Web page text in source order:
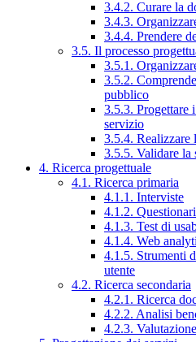
3.4.2. Curare la
3.4.3.
3.4.4. Prendere
3.5. Il processo
3.5.1.
3.5.2.
pubblico
3.5.3. Progettare
servizio
3.5.4. Realizzare
3.5.5. Validare la
4. Ricerca progettuale
4.1. Ricerca primaria
4.1.1. Interviste
4.1.2. Questionari
4.1.3. Test di
4.1.4. Web
4.1.5. Strumenti
utente
4.2. Ricerca secondaria
4.2.1. Ricerca
4.2.2. Analisi
4.2.3.